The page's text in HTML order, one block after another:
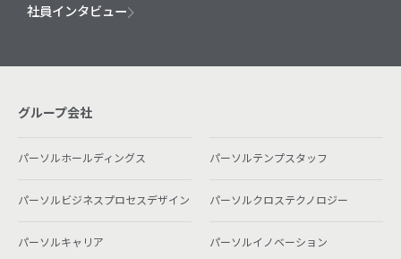
社員インタビュー
グループ会社
パーソルホールディングス パーソルテンプスタッフ
パーソルビジネスプロセスデザイン パーソルクロステクノロジー
パーソルキャリア パーソルイノベーション